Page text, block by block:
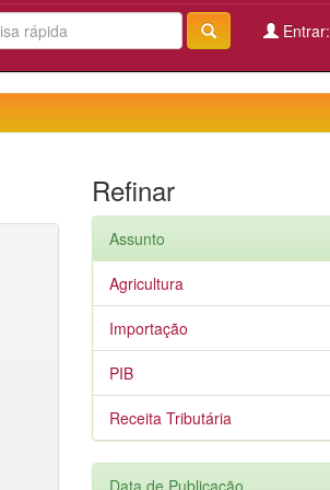
Entrar:
Refinar
Assunto
Agricultura
Importação
PIB
Receita Tributária
Data de Publicação